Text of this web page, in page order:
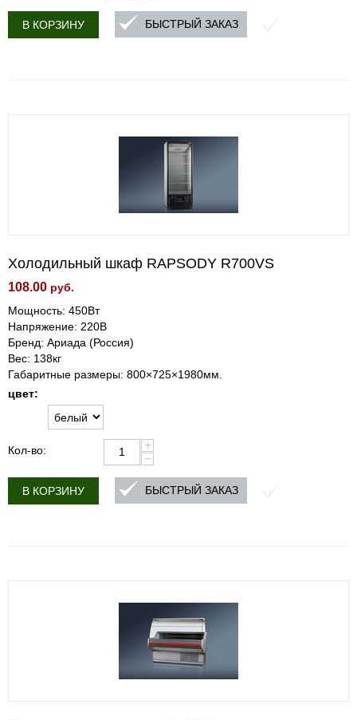
В КОРЗИНУ БЫСТРЫЙ ЗАКАЗ
Холодильный шкаф RAPSODY R700VS
108.00 руб.
Мощность: 450Вт
Напряжение: 220В
Бренд: Ариада (Россия)
Вес: 138кг
Габаритные размеры: 800×725×1980мм.
цвет:
Кол-во:
+
−
В КОРЗИНУ БЫСТРЫЙ ЗАКАЗ